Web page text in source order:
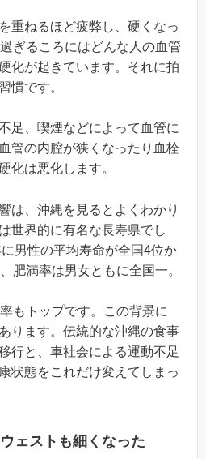
重ねるほど疲弊し、硬くなっ
ぎるころにはどんな人の血管
化が起きています。それに拍
慣です。
足、喫煙などによって血管に
管の内腔が狭くなったり血栓
化は悪化します。
は、沖縄を見るとよくわかり
世界的に有名な長寿県でし
男性の平均寿命が全国4位か
肥満率は男女ともに全国一。
もトップです。この背景に
ります。伝統的な沖縄の食事
行と、車社会による運動不足
状態をこれだけ変えてしまっ
ェストも細くなった